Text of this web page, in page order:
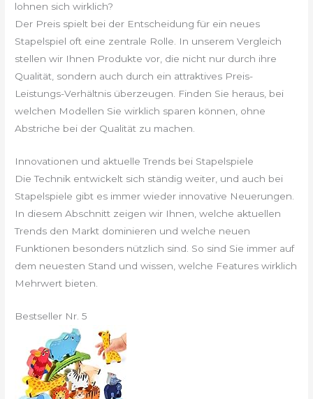
lohnen sich wirklich?
Der Preis spielt bei der Entscheidung für ein neues
Stapelspiel oft eine zentrale Rolle. In unserem Vergleich
stellen wir Ihnen Produkte vor, die nicht nur durch ihre
Qualität, sondern auch durch ein attraktives Preis-
Leistungs-Verhältnis überzeugen. Finden Sie heraus, bei
welchen Modellen Sie wirklich sparen können, ohne
Abstriche bei der Qualität zu machen.
Innovationen und aktuelle Trends bei Stapelspiele
Die Technik entwickelt sich ständig weiter, und auch bei
Stapelspiele gibt es immer wieder innovative Neuerungen.
In diesem Abschnitt zeigen wir Ihnen, welche aktuellen
Trends den Markt dominieren und welche neuen
Funktionen besonders nützlich sind. So sind Sie immer auf
dem neuesten Stand und wissen, welche Features wirklich
Mehrwert bieten.
Bestseller Nr. 5